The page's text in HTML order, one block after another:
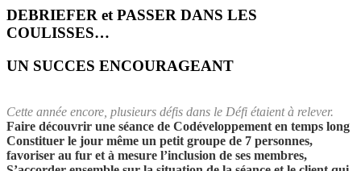
DEBRIEFER et PASSER DANS LES
COULISSES…
UN SUCCES ENCOURAGEANT
Cette année encore, plusieurs défis dans le Défi étaient à relever.
Faire découvrir une séance de Codéveloppement en temps long
Constituer le jour même un petit groupe de 7 personnes,
favoriser au fur et à mesure l’inclusion de ses membres,